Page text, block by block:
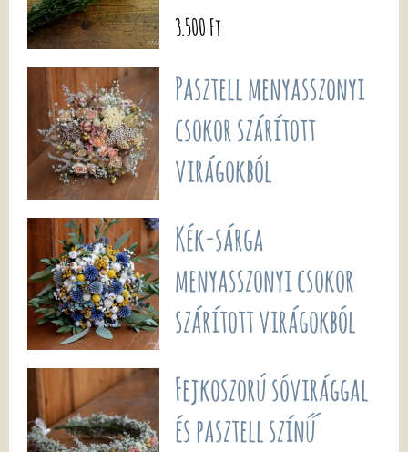
3.500 Ft
Pasztell menyasszonyi
csokor szárított
virágokból
Kék-sárga
menyasszonyi csokor
szárított virágokból
Fejkoszorú sóvirággal
és pasztell színű